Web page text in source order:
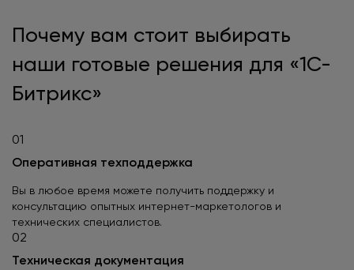
Почему вам стоит выбирать
наши готовые решения для «1С-
Битрикс»
01
Оперативная техподдержка
Вы в любое время можете получить поддержку и
консультацию опытных интернет-маркетологов и
технических специалистов.
02
Техническая документация